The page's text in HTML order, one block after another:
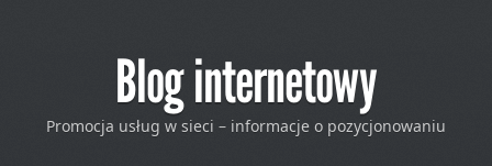
Blog internetowy
Promocja usług w sieci – informacje o pozycjonowaniu